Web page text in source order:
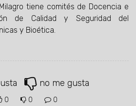
tiene comités de Docencia e
de Calidad y Seguridad del
y Bioética.
no me gusta
0 0 0